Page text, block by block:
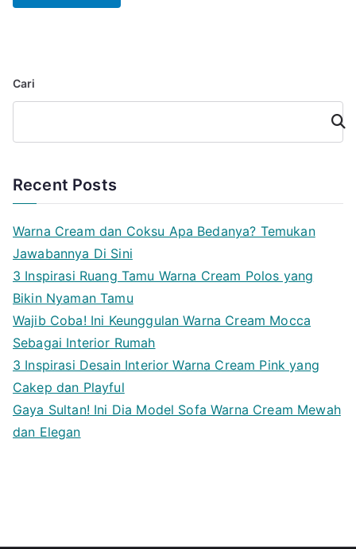
Cari
Cari
Recent Posts
Warna Cream dan Coksu Apa Bedanya? Temukan
Jawabannya Di Sini
3 Inspirasi Ruang Tamu Warna Cream Polos yang
Bikin Nyaman Tamu
Wajib Coba! Ini Keunggulan Warna Cream Mocca
Sebagai Interior Rumah
3 Inspirasi Desain Interior Warna Cream Pink yang
Cakep dan Playful
Gaya Sultan! Ini Dia Model Sofa Warna Cream Mewah
dan Elegan